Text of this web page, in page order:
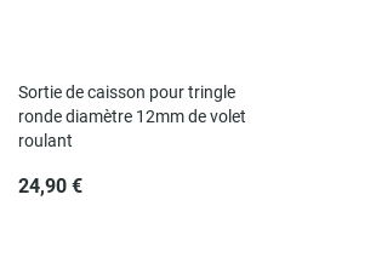
Sortie de caisson pour tringle
ronde diamètre 12mm de volet
roulant
24,90 €